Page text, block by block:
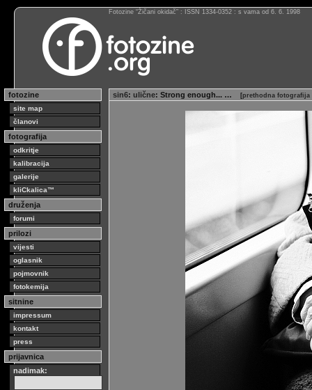
Fotozine “Žičani okidač” : ISSN 1334-0352 : s vama od 6. 6. 1998
fotozine
site map
članovi
fotografija
odkritje
kalibracija
galerije
kliCkalica™
druženja
forumi
prilozi
vijesti
oglasnik
pojmovnik
fotokemija
sitnine
impressum
kontakt
press
prijavnica
nadimak:
sin6: ulične: Strong enough... … [prethodna fotografija